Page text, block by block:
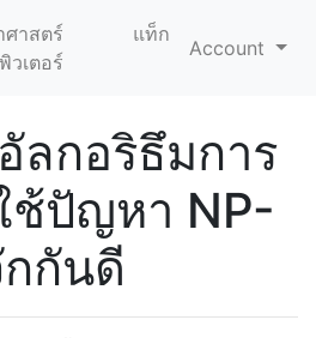
ศาสตร์
วเตอร์
แท็ก
Account
ลกอริธึมการ
ช้ปัญหา NP-
กันดี